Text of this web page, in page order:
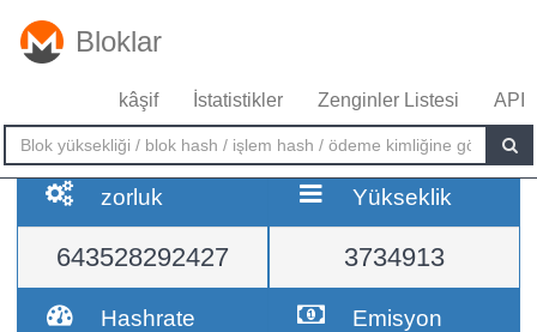
Bloklar
kâşif İstatistikler Zenginler Listesi API
zorluk
643528292427
Yükseklik
3734913
Hashrate Emisyon